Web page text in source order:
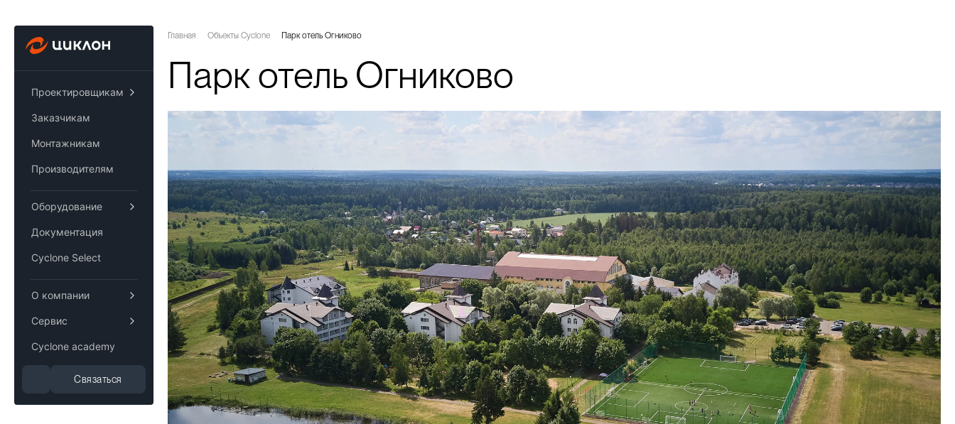
Проектировщикам
Заказчикам
Монтажникам
Производителям
Оборудование
Документация
Cyclone Select
О компании
Сервис
Cyclone academy
Связаться
Главная Объекты Cyclone Парк отель Огниково
Парк отель Огниково